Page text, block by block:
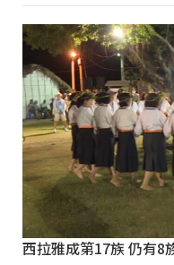
西拉雅成第17族 仍有8